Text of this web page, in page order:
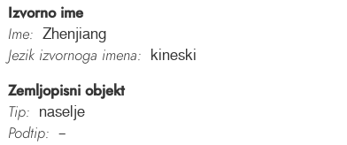
Izvorno ime
Ime:
Zhenjiang
Jezik izvornoga imena: kineski
Zemljopisni objekt
Tip:
naselje
Podtip: –